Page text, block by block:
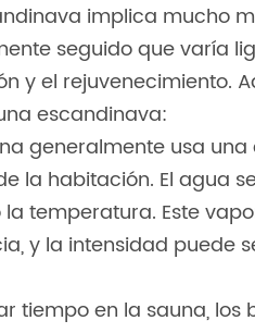
implica mucho
seguido que varía
y el rejuvenecimiento.
escandinava:
generalmente usa
la habitación. El agua
temperatura. Este
y la intensidad puede
tiempo en la sauna,